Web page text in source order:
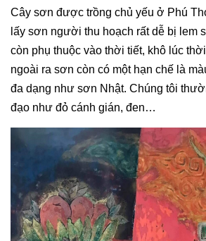
Cây sơn được trồng chủ yếu ở Phú
lấy sơn người thu hoạch rất dễ bị lem
còn phụ thuộc vào thời tiết, khô lúc
ngoài ra sơn còn có một hạn chế là
đa dạng như sơn Nhật. Chúng tôi
đạo như đỏ cánh gián, đen…